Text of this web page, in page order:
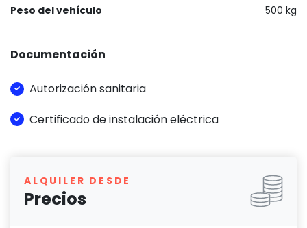
Peso del vehículo 500 kg
Documentación
Autorización sanitaria
Certificado de instalación eléctrica
ALQUILER DESDE
Precios